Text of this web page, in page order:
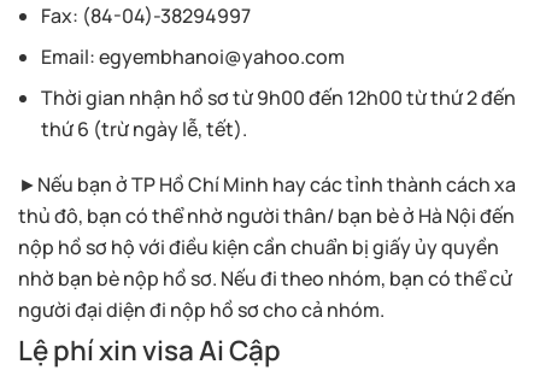
Fax: (84-04)-38294997
Email:egyembhanoi@yahoo.com
Thời gian nhận hồ sơ từ 9h00 đến 12h00 từ thứ 2 đến
thứ 6 (trừ ngày lễ, tết).
►Nếu bạn ở TP Hồ Chí Minh hay các tỉnh thành cách xa
thủ đô, bạn có thể nhờ người thân/ bạn bè ở Hà Nội đến
nộp hồ sơ hộ với điều kiện cần chuẩn bị giấy ủy quyền
nhờ bạn bè nộp hồ sơ. Nếu đi theo nhóm, bạn có thể cử
người đại diện đi nộp hồ sơ cho cả nhóm.
Lệ phí xin visa Ai Cập